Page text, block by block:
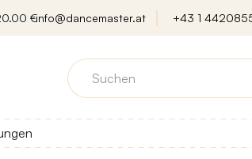
€info@dancemaster.at +43 1